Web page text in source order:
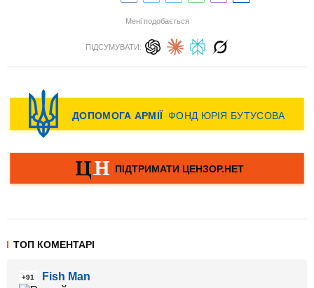
Мені подобається
ПІДСУМУВАТИ:
ТОП КОМЕНТАРІ
+91 Fish Man